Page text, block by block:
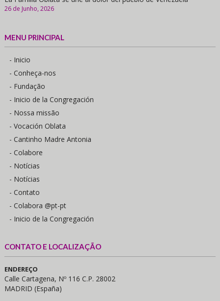
26 de Junho, 2026
MENU PRINCIPAL
- Inicio
- Conheça-nos
- Fundação
- Inicio de la Congregación
- Nossa missão
- Vocación Oblata
- Cantinho Madre Antonia
- Colabore
- Notícias
- Notícias
- Contato
- Colabora @pt-pt
- Inicio de la Congregación
CONTATO E LOCALIZAÇÃO
ENDEREÇO
Calle Cartagena, Nº 116 C.P. 28002
MADRID (España)